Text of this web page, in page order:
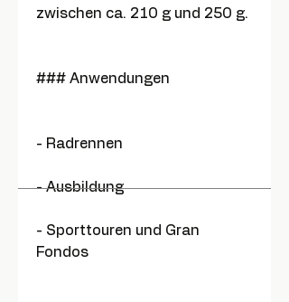
zwischen ca. 210 g und 250 g.
### Anwendungen
- Radrennen
- Ausbildung
- Sporttouren und Gran
Fondos